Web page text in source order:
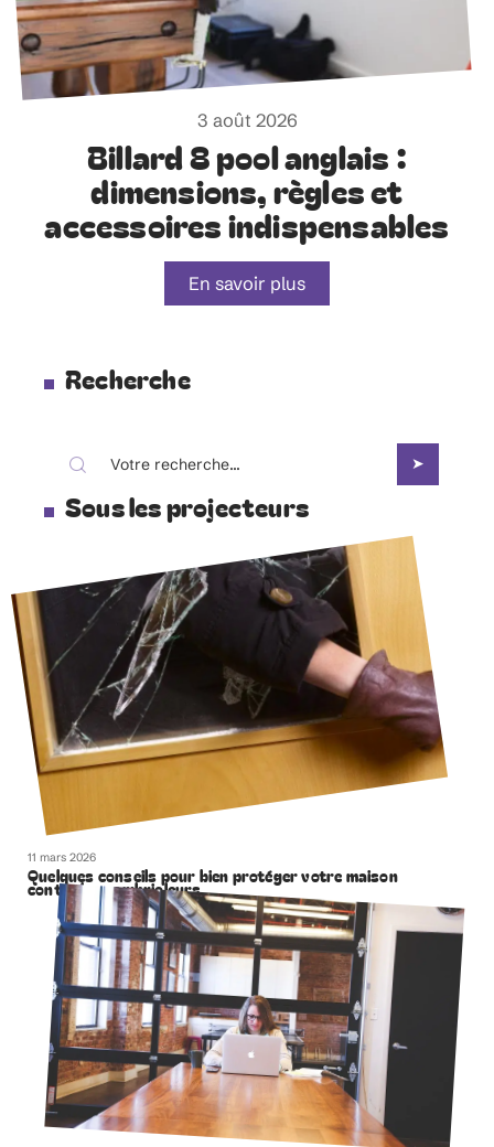
3 août 2026
Billard 8 pool anglais :
dimensions, règles et
accessoires indispensables
En savoir plus
Recherche
Sous les projecteurs
11 mars 2026
Quelques conseils pour bien protéger votre maison
contre les cambrioleurs